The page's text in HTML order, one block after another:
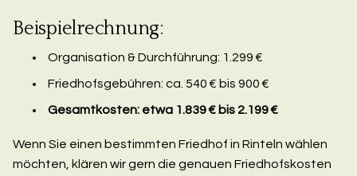
Beispielrechnung:
Organisation & Durchführung: 1.299 €
Friedhofsgebühren: ca. 540 € bis 900 €
Gesamtkosten: etwa 1.839 € bis 2.199 €
Wenn Sie einen bestimmten Friedhof in Rinteln wählen
möchten, klären wir gern die genauen Friedhofskosten